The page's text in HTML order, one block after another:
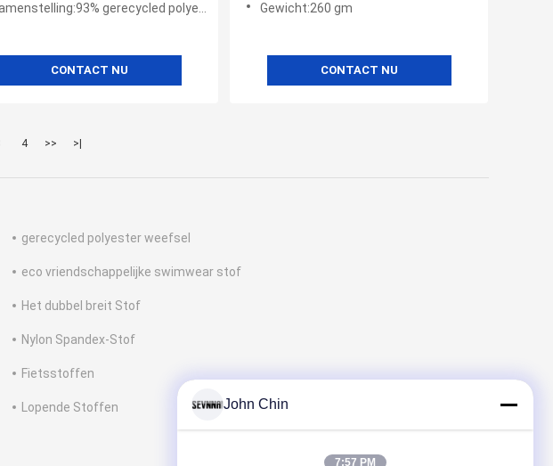
gerecycled polyester + 7% spandex
CONTACT NU
Gewicht:260 gm
CONTACT NU
4 >> >|
gerecycled polyester weefsel
eco vriendschappelijke swimwear stof
Het dubbel breit Stof
Nylon Spandex-Stof
Fietsstoffen
Lopende Stoffen John Chin
7:57 PM